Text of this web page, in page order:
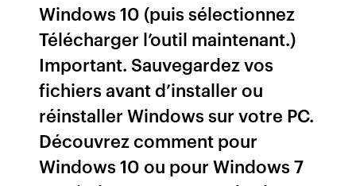
Windows 10 (puis sélectionnez
Télécharger l’outil maintenant.)
Important. Sauvegardez vos
fichiers avant d’installer ou
réinstaller Windows sur votre PC.
Découvrez comment pour
Windows 10 ou pour Windows 7